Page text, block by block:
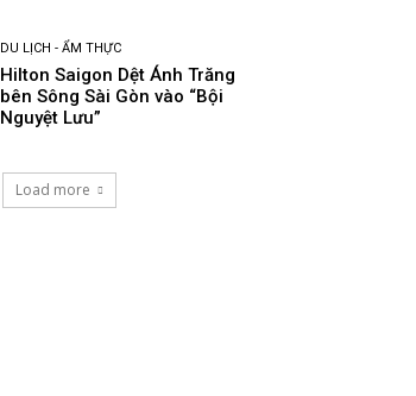
DU LỊCH - ẨM THỰC
Hilton Saigon Dệt Ánh Trăng
bên Sông Sài Gòn vào “Bội
Nguyệt Lưu”
Load more